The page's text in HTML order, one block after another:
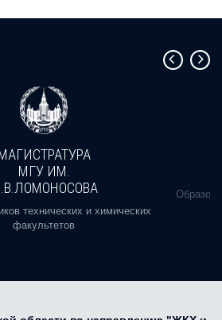
МГУ ИМ.
технических и химических
факультетов